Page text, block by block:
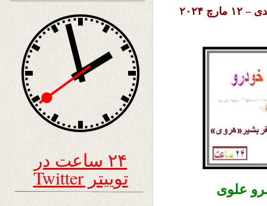
تاریخ نشر: سه شنبه ۲۲ حوت (اسفند) ۱۴۰۲ خورشیدی – ۱۲ مارچ ۲۰۲۴
علوی
۲۴ ساعت در
توییتر Twitter